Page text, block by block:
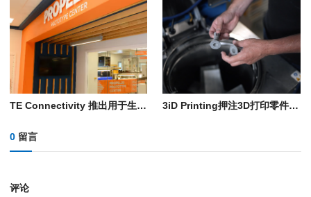
TE Connectivity 推出用于生产导管轴的自动化3D打印工艺 3iD Printing押注3D打印零件自动化后处理工序，以扩大生产规模
0 留言
评论